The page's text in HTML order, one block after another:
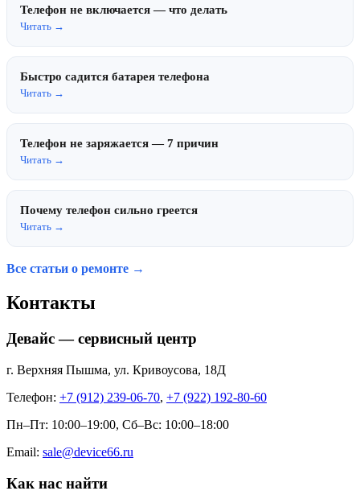
Телефон не включается — что делать
Читать →
Быстро садится батарея телефона
Читать →
Телефон не заряжается — 7 причин
Читать →
Почему телефон сильно греется
Читать →
Все статьи о ремонте →
Контакты
Девайс — сервисный центр
г. Верхняя Пышма, ул. Кривоусова, 18Д
Телефон: +7 (912) 239-06-70, +7 (922) 192-80-60
Пн–Пт: 10:00–19:00, Сб–Вс: 10:00–18:00
Email: sale@device66.ru
Как нас найти